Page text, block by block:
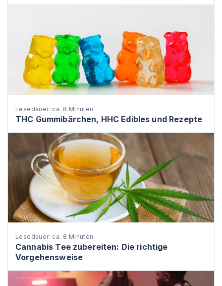
Lesedauer: ca. 8 Minuten
THC Gummibärchen, HHC Edibles und Rezepte
Lesedauer: ca. 8 Minuten
Cannabis Tee zubereiten: Die richtige
Vorgehensweise